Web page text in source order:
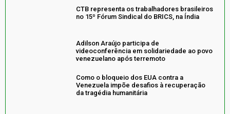
CTB representa os trabalhadores brasileiros
no 15º Fórum Sindical do BRICS, na Índia
Adilson Araújo participa de
videoconferência em solidariedade ao povo
venezuelano após terremoto
Como o bloqueio dos EUA contra a
Venezuela impõe desafios à recuperação
da tragédia humanitária